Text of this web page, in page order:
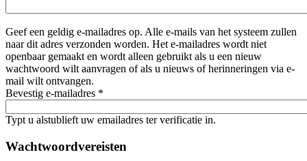
Geef een geldig e-mailadres op. Alle e-mails van het systeem zullen
naar dit adres verzonden worden. Het e-mailadres wordt niet
openbaar gemaakt en wordt alleen gebruikt als u een nieuw
wachtwoord wilt aanvragen of als u nieuws of herinneringen via e-
mail wilt ontvangen.
Bevestig e-mailadres *
Typt u alstublieft uw emailadres ter verificatie in.
Wachtwoordvereisten